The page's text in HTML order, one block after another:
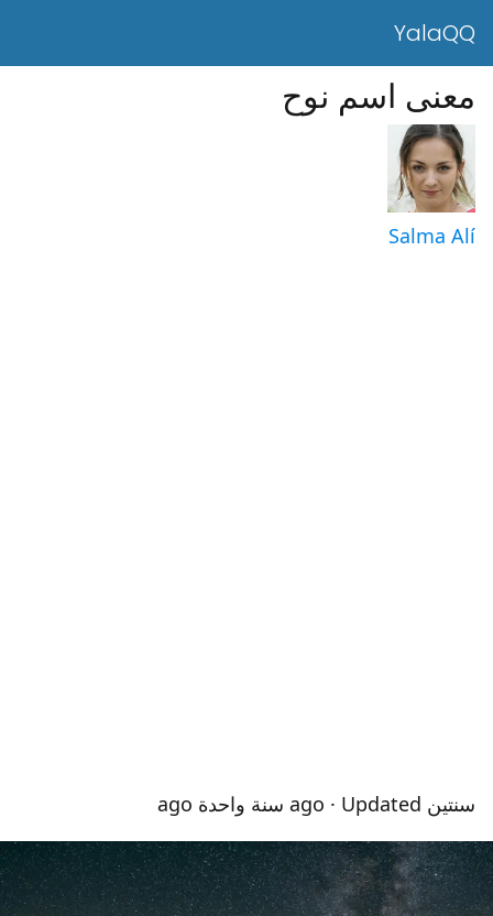
YalaQQ
معنى اسم نوح
Salma Alí
سنتين ago · Updated سنة واحدة ago